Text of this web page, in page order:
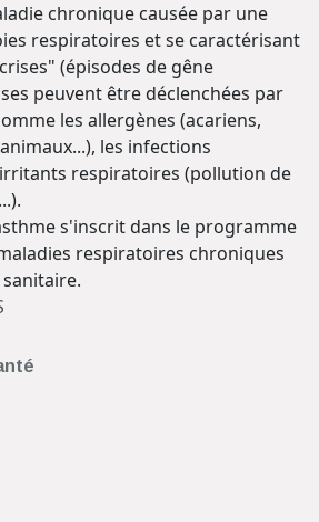
chronique causée par une
respiratoires et se caractérisant
(épisodes de gêne
peuvent être déclenchées par
les allergènes (acariens,
les infections
respiratoires (pollution de
s'inscrit dans le programme
respiratoires chroniques